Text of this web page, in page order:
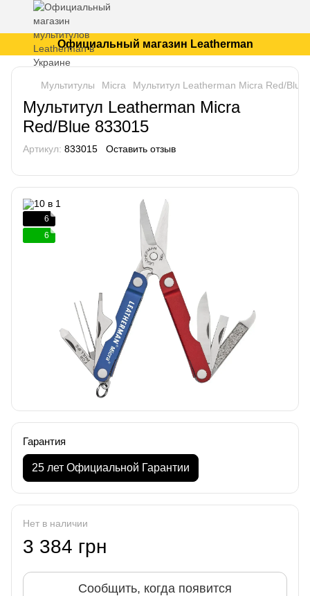
Официальный магазин Leatherman
Мультитулы Micra Мультитул Leatherman Micra Red/Blue
Мультитул Leatherman Micra
Red/Blue 833015
Артикул: 833015 Оставить отзыв
6
6
Гарантия
25 лет Официальной Гарантии
Нет в наличии
3 384 грн
Сообщить, когда появится